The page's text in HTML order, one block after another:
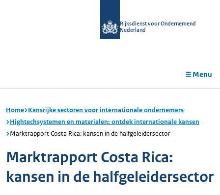
Rijksdienst voor Ondernemend
Nederland
Menu
Home Kansrijke sectoren voor internationale ondernemers
Hightechsystemen en materialen: ontdek internationale kansen
Marktrapport Costa Rica: kansen in de halfgeleidersector
Marktrapport Costa Rica:
kansen in de halfgeleidersector